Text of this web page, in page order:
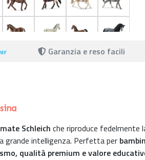
Garanzia e reso facili
Schleich che riproduce fedelmente
grande intelligenza. Perfetta per
qualità premium e valore